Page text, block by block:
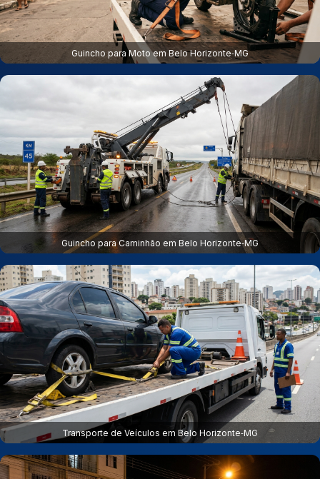
Guincho para Moto em Belo Horizonte‑MG
Guincho para Caminhão em Belo Horizonte‑MG
Transporte de Veículos em Belo Horizonte‑MG